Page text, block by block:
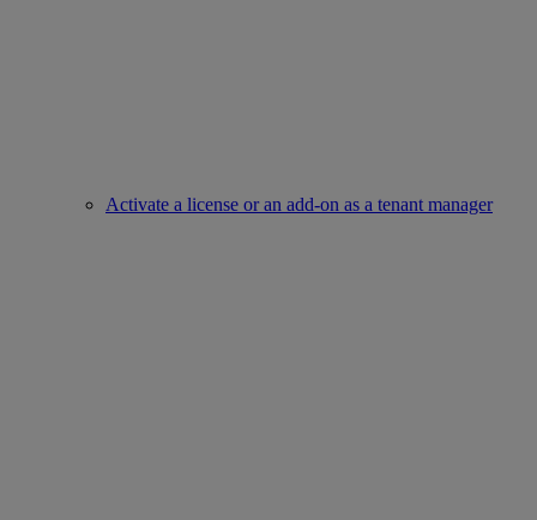
Activate a license or an add-on as a tenant manager